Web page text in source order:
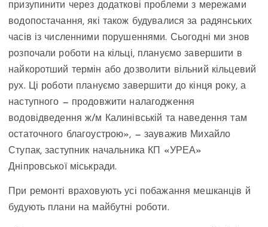
призупинити через додаткові проблеми з мережами
водопостачання, які також будувалися за радянських
часів із численними порушеннями. Сьогодні ми знов
розпочали роботи на кільці, плануємо завершити в
найкоротший термін або дозволити вільний кільцевий
рух. Ці роботи плануємо завершити до кінця року, а
наступного — продовжити налагодження
водовідведення ж/м Калинівській та наведення там
остаточного благоустрою», — зауважив Михайло
Ступак, заступник начальника КП «УРЕА»
Дніпровської міськради.
При ремонті враховують усі побажання мешканців й
будують плани на майбутні роботи.